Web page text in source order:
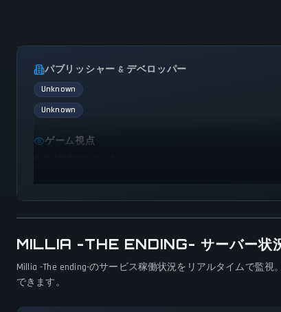
パブリッシャー & デベロッパー
Unknown
Unknown
ゲーム視点
MILLIA -THE ENDING- サーバー状
Millia -The ending-のサービス稼働状況をリアルタイムで監
できます。